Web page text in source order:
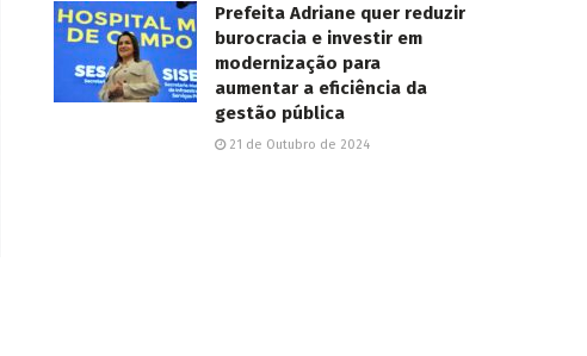
Prefeita Adriane quer reduzir
burocracia e investir em
modernização para
aumentar a eficiência da
gestão pública
21 de Outubro de 2024